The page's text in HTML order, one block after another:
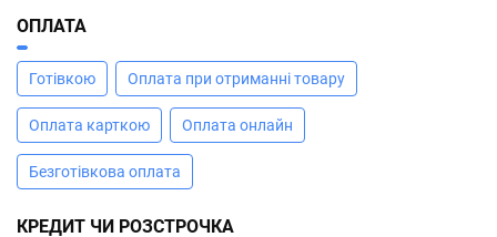
ОПЛАТА
Готівкою Оплата при отриманні товару
Оплата карткою Оплата онлайн
Безготівкова оплата
КРЕДИТ ЧИ РОЗСТРОЧКА